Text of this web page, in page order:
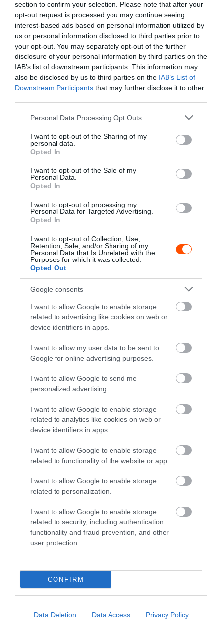
section to confirm your selection. Please note that after your
opt-out request is processed you may continue seeing
interest-based ads based on personal information utilized by
us or personal information disclosed to third parties prior to
your opt-out. You may separately opt-out of the further
disclosure of your personal information by third parties on the
IAB’s list of downstream participants. This information may
also be disclosed by us to third parties on the IAB’s List of
Downstream Participants that may further disclose it to other
Please note that this website/app uses one or more Google
not limited to your visit or usage behaviour. You may click to
grant or deny consent to Google and its third-party tags to
use your data for below specified purposes in below Google
consent section.
Personal Data Processing Opt Outs
I want to opt-out of the Sharing of my
personal data.
Opted In
I want to opt-out of the Sale of my
Personal Data.
Opted In
I want to opt-out of processing my
Personal Data for Targeted Advertising.
Opted In
I want to opt-out of Collection, Use,
Retention, Sale, and/or Sharing of my
Personal Data that Is Unrelated with the
Purposes for which it was collected.
Opted Out
Google consents
I want to allow Google to enable storage
related to advertising like cookies on web or
device identifiers in apps.
I want to allow my user data to be sent to
Google for online advertising purposes.
I want to allow Google to send me
personalized advertising.
I want to allow Google to enable storage
related to analytics like cookies on web or
device identifiers in apps.
I want to allow Google to enable storage
related to functionality of the website or app.
I want to allow Google to enable storage
related to personalization.
I want to allow Google to enable storage
related to security, including authentication
functionality and fraud prevention, and other
user protection.
CONFIRM
Data Deletion Data Access Privacy Policy
F1
A fergeteges F1-es buli, amelyen Räikkönen
szerelője a részeg Schumacher arcába
vágta az italát
2024. május 11.
Kaotikus futamon írt történelmet
Schumacher, Räikkönen már fiatalon is
visszaszólt a csapatának
Sebők Máté - 2023. augusztus 29.
kárhoztatta szerelőit 2005-ös szuzukai
csodagyőzelmével
Majer Dániel 2022. október 9.
Ezért nem akart senki Hamiltonnal dolgozni
Majer Dániel - 2022. szeptember 29.